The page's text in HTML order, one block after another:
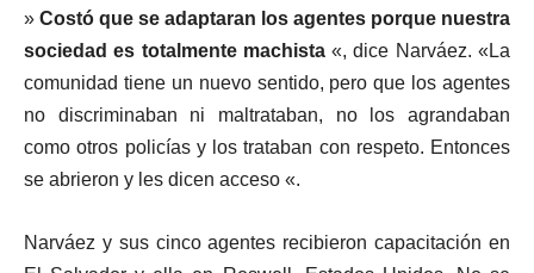
» Costó que se adaptaran los agentes porque nuestra
sociedad es totalmente machista«, dice Narváez. «La
comunidad tiene un nuevo sentido, pero que los agentes
no discriminaban ni maltrataban, no los agrandaban
como otros policías y los trataban con respeto. Entonces
se abrieron y les dicen acceso «.
Narváez y sus cinco agentes recibieron capacitación en